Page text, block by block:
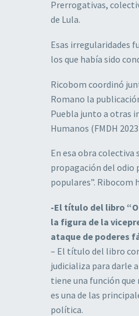
Prerrogativas,
de Lula.
Esas irregularidades
los que había sido
Ricobom coordinó
Romano la
Puebla junto a otras
Humanos (FMDH
En esa obra colectiva
propagación del odio
populares”. Ribocom
-El título del libro
la figura de la
ataque de poderes
– El título del libro
judicializa para darle
tiene una función
es una de las
política.